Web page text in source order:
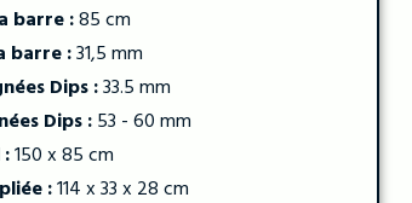
barre :85 cm
barre :31,5 mm
Dips :33.5 mm
Dips :53 - 60 mm
150 x 85 cm
:114 x 33 x 28 cm